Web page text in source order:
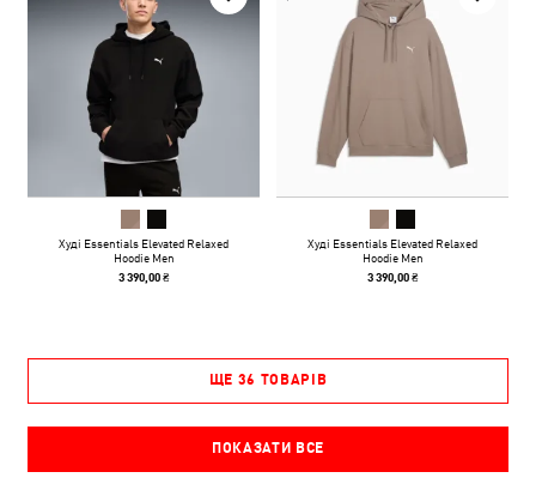
Худі Essentials Elevated Relaxed
Hoodie Men
3 390,00 ₴
Худі Essentials Elevated Relaxed
Hoodie Men
3 390,00 ₴
ЩЕ 36 ТОВАРІВ
ПОКАЗАТИ ВСЕ